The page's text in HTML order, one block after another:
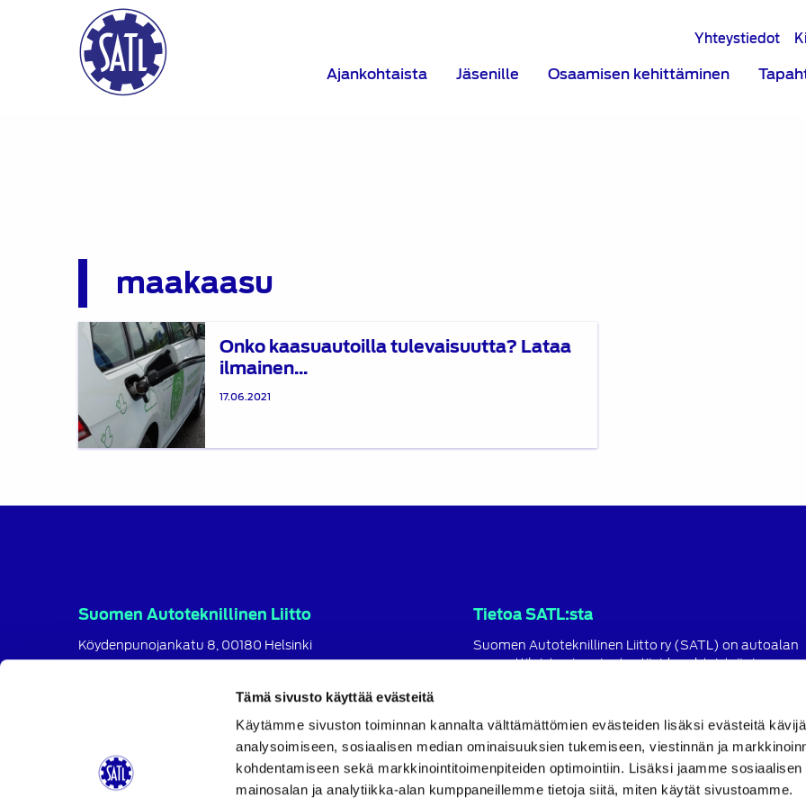
Tämä sivusto käyttää evästeitä
Käytämme sivuston toiminnan kannalta välttämättömien evästeiden lisäksi evästeitä
analysoimiseen, sosiaalisen median ominaisuuksien tukemiseen, viestinnän ja
kohdentamiseen sekä markkinointitoimenpiteiden optimointiin. Lisäksi jaamme sosiaalisen
mainosalan ja analytiikka-alan kumppaneillemme tietoja siitä, miten käytät sivustoamme.
Yhteystiedot
Ajankohtaista Jäsenille Osaamisen kehittäminen
maakaasu
Onko kaasuautoilla tulevaisuutta? Lataa
ilmainen...
17.06.2021
Onko
kaasuautoilla
tulevaisuutta?
Lataa
ilmainen
opas!
Suomen Autoteknillinen Liitto
Köydenpunojankatu 8, 00180 Helsinki
SATL
SATL
Tietoa SATL:sta
Suomen Autoteknillinen Liitto ry (SATL) on autoalan
ammattilaisten ja asiantuntijoiden yhteistyö- ja
tavoitteena on ylläpitää ja kehittää koko autoalan
ja ammattitaitoa.
Lue lisää